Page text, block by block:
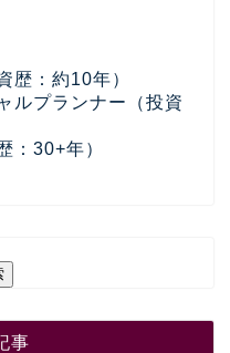
歴：約10年）
ルプランナー（投資
：30+年）
事